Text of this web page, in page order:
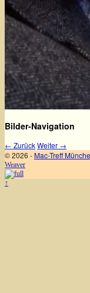
Bilder-Navigation
← ZurückWeiter →
© 2026 -Mac-Treff
Weaver
↑